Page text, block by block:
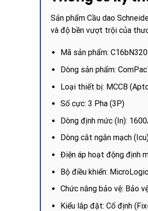
Sản phẩm Cầu dao
và độ bền vượt trội của
Mã sản phẩm:
Dòng sản phẩm:
Loại thiết bị: MCCB
Số cực: 3 Pha (3P)
Dòng định mức (In):
Dòng cắt ngắn mạch
Điện áp hoạt động định
Bộ điều khiển:
Chức năng bảo vệ: Bảo
Kiểu lắp đặt: Cố định